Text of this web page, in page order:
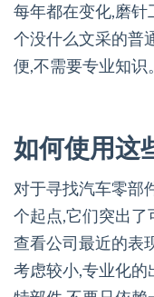
每年都在变化,磨针
个没什么文采的普
便,不需要专业知识。
如何使用这
对于寻找汽车零部
个起点,它们突出了
查看公司最近的表
考虑较小,专业化